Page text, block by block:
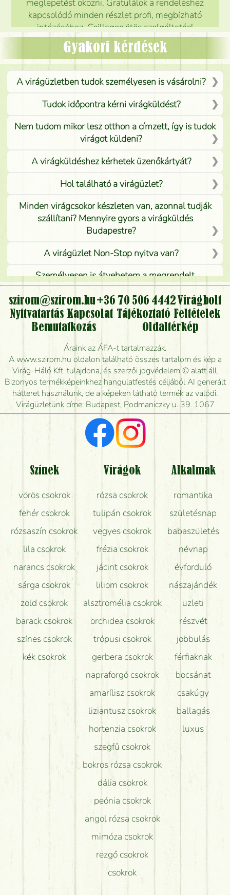
meglepetést okozni. Gratulálok a rendeléshez
kapcsolódó minden részlet profi, megbízható
intézéséhez. Csillagos ötös szolgáltatás!
Mónika
Gyakori kérdések
A virágüzletben tudok személyesen is vásárolni?
Tudok időpontra kérni virágküldést?
Nem tudom mikor lesz otthon a címzett, így is tudok
virágot küldeni?
A virágküldéshez kérhetek üzenőkártyát?
Hol található a virágüzlet?
Minden virágcsokor készleten van, azonnal tudják
szállítani? Mennyire gyors a virágküldés
Budapestre?
A virágüzlet Non-Stop nyitva van?
Személyesen is átvehetem a megrendelt
virágcsokrot, vagy csak virágküldéssel, kiszállítással
kérhető?
Vidékre is lehet rendelni?
Meddig rendelhetek virágküldést úgy, hogy még ma
kiszállítsák?
Mennyire gyorsan tudják elkészíteni a csokrot, és
mikor tudják leghamarabb kiszállítani?
Vörös rózsát keresek, van önöknél?
Milyen visszajelzést kapok a virágküldésről?
Tényleg azt kapom, ami a képen van?
Mit kell tudni a virágcsokrok szállításáról?
Hogy marad a lehető legtovább friss a csokor?
Tudok adventi koszorút vásárolni boltban?
szirom@szirom.hu +36 70 506 4442 Virágbolt
Nyitvatartás Kapcsolat Tájékoztató Feltételek
Bemutatkozás
Oldaltérkép
Áraink az ÁFA-t tartalmazzák.
A www.szirom.hu oldalon található összes tartalom és kép a
Virág-Háló Kft. tulajdona, és szerzői jogvédelem © alatt áll.
Bizonyos termékképeinkhez hangulatfestés céljából AI generált
hátteret használunk, de a képeken látható termék az valódi.
Virágüzletünk címe: Budapest, Podmaniczky u. 39. 1067
Színek
vörös csokrok
fehér csokrok
rózsaszín csokrok
lila csokrok
narancs csokrok
sárga csokrok
zöld csokrok
barack csokrok
színes csokrok
kék csokrok
Virágok
rózsa csokrok
tulipán csokrok
vegyes csokrok
frézia csokrok
jácint csokrok
liliom csokrok
alsztromélia csokrok
orchidea csokrok
trópusi csokrok
gerbera csokrok
napraforgó csokrok
amarílisz csokrok
liziantusz csokrok
hortenzia csokrok
szegfű csokrok
bokros rózsa csokrok
dália csokrok
peónia csokrok
angol rózsa csokrok
mimóza csokrok
rezgő csokrok
csokrok
Alkalmak
romantika
születésnap
babaszületés
névnap
évforduló
nászajándék
üzleti
részvét
jobbulás
férfiaknak
bocsánat
csakúgy
ballagás
luxus